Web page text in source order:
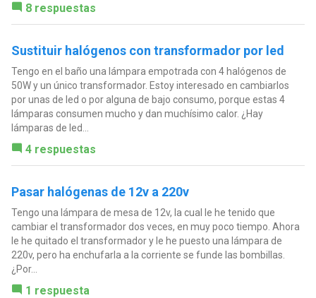
8 respuestas
Sustituir halógenos con transformador por led
Tengo en el baño una lámpara empotrada con 4 halógenos de
50W y un único transformador. Estoy interesado en cambiarlos
por unas de led o por alguna de bajo consumo, porque estas 4
lámparas consumen mucho y dan muchísimo calor. ¿Hay
lámparas de led...
4 respuestas
Pasar halógenas de 12v a 220v
Tengo una lámpara de mesa de 12v, la cual le he tenido que
cambiar el transformador dos veces, en muy poco tiempo. Ahora
le he quitado el transformador y le he puesto una lámpara de
220v, pero ha enchufarla a la corriente se funde las bombillas.
¿Por...
1 respuesta